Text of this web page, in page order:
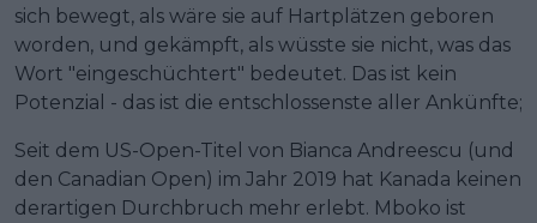
sich bewegt, als wäre sie auf Hartplätzen geboren
worden, und gekämpft, als wüsste sie nicht, was das
Wort "eingeschüchtert" bedeutet. Das ist kein
Potenzial - das ist die entschlossenste aller Ankünfte;
Seit dem US-Open-Titel von Bianca Andreescu (und
den Canadian Open) im Jahr 2019 hat Kanada keinen
derartigen Durchbruch mehr erlebt. Mboko ist